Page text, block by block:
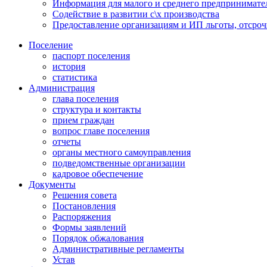
Информация для малого и среднего
Содействие в развитии с\х производства
Предоставление организациям и ИП льготы,
Поселение
паспорт поселения
история
статистика
Администрация
глава поселения
структура и контакты
прием граждан
вопрос главе поселения
отчеты
органы местного самоуправления
подведомственные организации
кадровое обеспечение
Документы
Решения совета
Постановления
Распоряжения
Формы заявлений
Порядок обжалования
Административные регламенты
Устав